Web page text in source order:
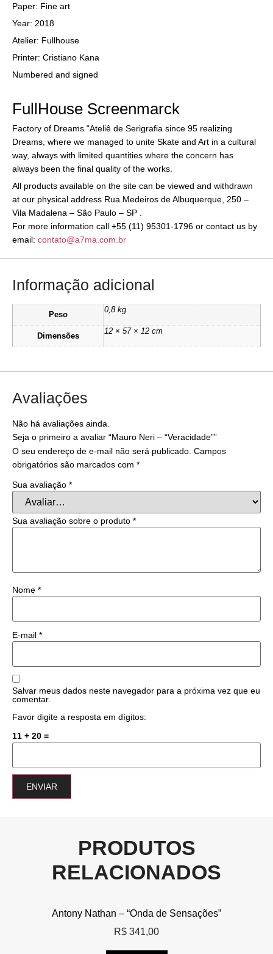
Paper: Fine art
Year: 2018
Atelier: Fullhouse
Printer: Cristiano Kana
Numbered and signed
FullHouse Screenmarck
Factory of Dreams “Ateliê de Serigrafia since 95 realizing
Dreams, where we managed to unite Skate and Art in a cultural
way, always with limited quantities where the concern has
always been the final quality of the works.
All products available on the site can be viewed and withdrawn
at our physical address Rua Medeiros de Albuquerque, 250 –
Vila Madalena – São Paulo – SP .
For more information call +55 (11) 95301-1796 or contact us by
email: contato@a7ma.com.br
Informação adicional
Peso
0,8 kg
Dimensões
12 × 57 × 12 cm
Avaliações
Não há avaliações ainda.
Seja o primeiro a avaliar “Mauro Neri – “Veracidade””
O seu endereço de e-mail não será publicado. Campos
obrigatórios são marcados com *
Sua avaliação *
Sua avaliação sobre o produto *
Nome *
E-mail *
Salvar meus dados neste navegador para a próxima vez que eu
comentar.
Favor digite a resposta em dígitos:
11 + 20 =
PRODUTOS
RELACIONADOS
Antony Nathan – “Onda de Sensações”
R$ 341,00